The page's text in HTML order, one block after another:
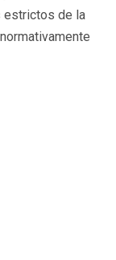
estrictos de la